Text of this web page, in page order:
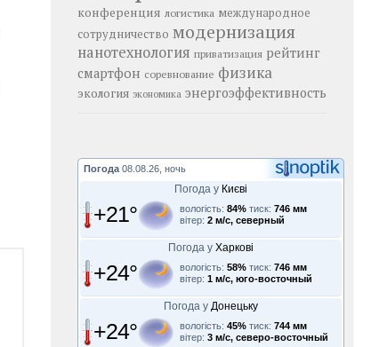
конференция логистика международное
сотрудничество модернизация
нанотехнология приватизация рейтинг
смартфон соревнование физика
экология экономика энергоэффективность
Погода 08.08.26, ночь
Погода у Києві
+21° вологість: 84% тиск: 746 мм
вітер: 2 м/с, северный
Погода у Харкові
+24° вологість: 58% тиск: 746 мм
вітер: 1 м/с, юго-восточный
Погода у Донецьку
+24° вологість: 45% тиск: 744 мм
вітер: 3 м/с, северо-восточный